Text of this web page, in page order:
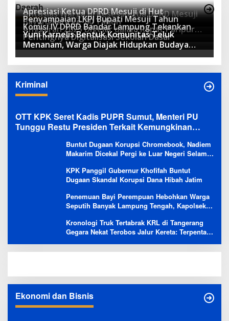
Daerah
Antusias Warga di Reses Ketua DPRD Mesuji
Apresiasi Ketua DPRD Mesuji di Hut
Bayangkara ke-80 Tahun
Penyampaian LKPJ Bupati Mesuji Tahun
Anggaran 2025 Digelar dalam Rapat Paripurna
DPRD
Komisi IV DPRD Bandar Lampung Tekankan
Pentingnya Digitalisasi Sekolah Dasar
Yuni Karnelis Bentuk Komunitas Teluk
Menanam, Warga Diajak Hidupkan Budaya
Tanam
Kriminal
OTT KPK Seret Kadis PUPR Sumut, Menteri PU
Tunggu Restu Presiden Terkait Kemungkinan
Buntut Dugaan Korupsi Chromebook, Nadiem
Makarim Dicekal Pergi ke Luar Negeri Selama
KPK Panggil Gubernur Khofifah Buntut
Dugaan Skandal Korupsi Dana Hibah Jatim
Penemuan Bayi Perempuan Hebohkan Warga
Seputih Banyak Lampung Tengah, Kapolsek:
Kronologi Truk Tertabrak KRL di Tangerang
Gegara Nekat Terobos Jalur Kereta: Terpental,
Ekonomi dan Bisnis